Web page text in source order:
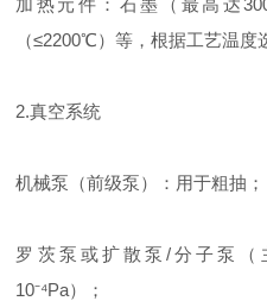
加热元件：石墨（最高达
（≤2200℃）等，根据工艺温度
2.真空系统
机械泵（前级泵）：用于粗抽；
罗茨泵或扩散泵/分子泵（
10⁻⁴Pa）；